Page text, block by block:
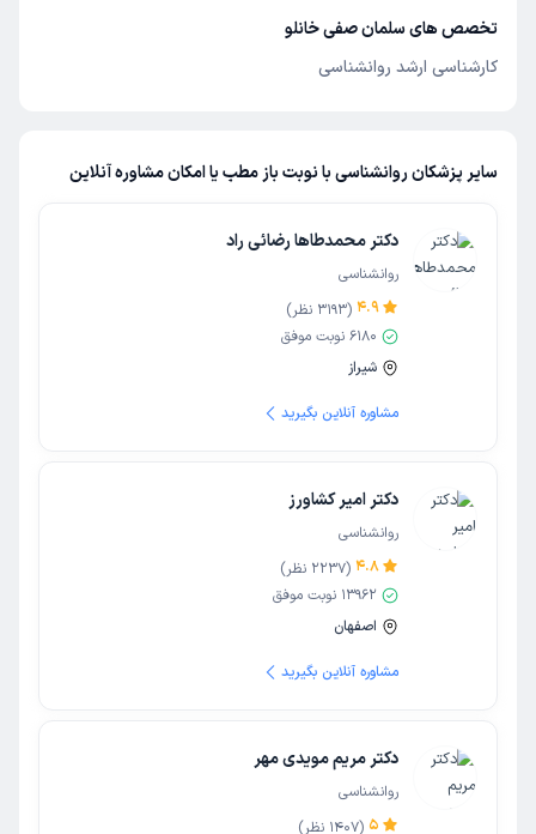
تخصص های سلمان صفی خانلو
کارشناسی ارشد روانشناسی
سایر پزشکان روانشناسی با نوبت باز مطب یا امکان مشاوره آنلاین
دکتر محمدطاها رضائی راد
روانشناسی
4.9
(
3193 نظر)
6180 نوبت موفق
شیراز
مشاوره آنلاین بگیرید
دکتر امیر کشاورز
روانشناسی
4.8
(
2237 نظر)
13962 نوبت موفق
اصفهان
مشاوره آنلاین بگیرید
دکتر مریم مویدی مهر
روانشناسی
5
(
1407 نظر)